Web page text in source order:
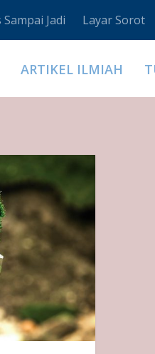
Jadi Layar Sorot
ARTIKEL ILMIAH